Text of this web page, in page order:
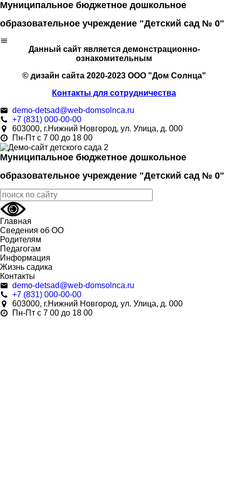
Муниципальное бюджетное дошкольное
образовательное учреждение "Детский сад № 0"
Данный сайт является демонстрационно-
ознакомительным
© дизайн сайта 2020-2023 ООО "Дом Солнца"
Контакты для сотрудничества
demo-detsad@web-domsolnca.ru
+7 (831) 000-00-00
603000, г.Нижний Новгород, ул. Улица, д. 000
Пн-Пт с 7 00 до 18 00
Муниципальное бюджетное дошкольное
образовательное учреждение "Детский сад № 0"
Главная
Сведения об ОО
Родителям
Педагогам
Информация
Жизнь садика
Контакты
demo-detsad@web-domsolnca.ru
+7 (831) 000-00-00
603000, г.Нижний Новгород, ул. Улица, д. 000
Пн-Пт с 7 00 до 18 00